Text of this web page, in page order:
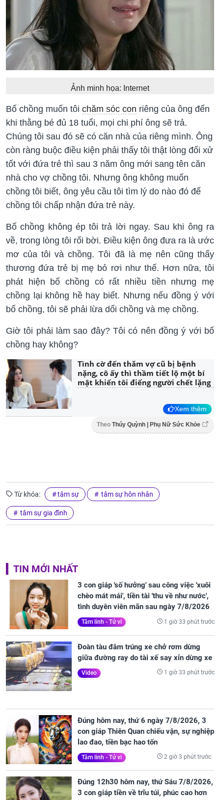
Ảnh minh họa: Internet
Bố chồng muốn tôi chăm sóc con riêng của ông đến
khi thằng bé đủ 18 tuổi, mọi chi phí ông sẽ trả.
Chúng tôi sau đó sẽ có căn nhà của riêng mình. Ông
còn ràng buộc điều kiện phải thấy tôi thật lòng đối xử
tốt với đứa trẻ thì sau 3 năm ông mới sang tên căn
nhà cho vợ chồng tôi. Nhưng ông không muốn
chồng tôi biết, ông yêu cầu tôi tìm lý do nào đó để
chồng tôi chấp nhận đứa trẻ này.
Bố chồng không ép tôi trả lời ngay. Sau khi ông ra
về, trong lòng tôi rối bời. Điều kiện ông đưa ra là ước
mơ của tôi và chồng. Tôi đã là mẹ nên cũng thấy
thương đứa trẻ bị mẹ bỏ rơi như thế. Hơn nữa, tôi
phát hiện bố chồng có rất nhiều tiền nhưng mẹ
chồng lại không hề hay biết. Nhưng nếu đồng ý với
bố chồng, tôi sẽ phải lừa dối chồng và mẹ chồng.
Giờ tôi phải làm sao đây? Tôi có nên đồng ý với bố
chồng hay không?
Tình cờ đến thăm vợ cũ bị bệnh
nặng, cô ấy thì thầm tiết lộ một bí
mật khiến tôi điếng người chết lặng
Xem thêm
Theo Thúy Quỳnh | Phụ Nữ Sức Khỏe
Từ khóa: tâm sự tâm sự hôn nhân
tâm sự gia đình
TIN MỚI NHẤT
3 con giáp 'số hưởng' sau công việc 'xuôi
chèo mát mái', tiền tài 'thu về như nước',
tình duyên viên mãn sau ngày 7/8/2026
Tâm linh - Tử vi 1 giờ 33 phút trước
Đoàn tàu đâm trúng xe chở rơm dừng
giữa đường ray do tài xế say xỉn dừng xe
Video 1 giờ 33 phút trước
Đúng hôm nay, thứ 6 ngày 7/8/2026, 3
con giáp Thiên Quan chiếu vận, sự nghiệp
lao đao, tiền bạc hao tốn
Tâm linh - Tử vi 2 giờ 3 phút trước
Đúng 12h30 hôm nay, thứ Sáu 7/8/2026,
3 con giáp tiền về trĩu túi, phúc cao hơn